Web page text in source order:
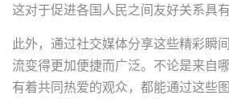
这对于促进各国人民之间友好关系具有
此外，通过社交媒体分享这些精彩瞬
流变得更加便捷而广泛。不论是来自
有着共同热爱的观众，都能通过这些